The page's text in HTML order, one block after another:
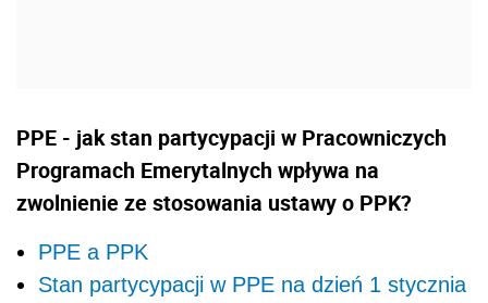
PPE - jak stan partycypacji w Pracowniczych
Programach Emerytalnych wpływa na
zwolnienie ze stosowania ustawy o PPK?
PPE a PPK
Stan partycypacji w PPE na dzień 1 stycznia